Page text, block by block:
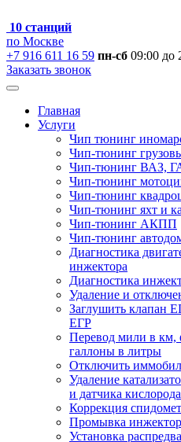
10 станций
по Москве
+7 916 611 16 59 пн-сб 09:00 до
Заказать звонок
Главная
Услуги
Чип тюнинг
Чип-тюнинг
Чип-тюнинг ВАЗ,
Чип-тюнинг
Чип-тюнинг
Чип-тюнинг яхт и
Чип-тюнинг АКПП
Чип-тюнинг
Диагностика
инжектора
Диагностика
Удаление и
Заглушить клапан
ЕГР
Перевод мили в км,
галлоны в литры
Отключить
Удаление
и датчика кислорода
Коррекция
Промывка
Установка